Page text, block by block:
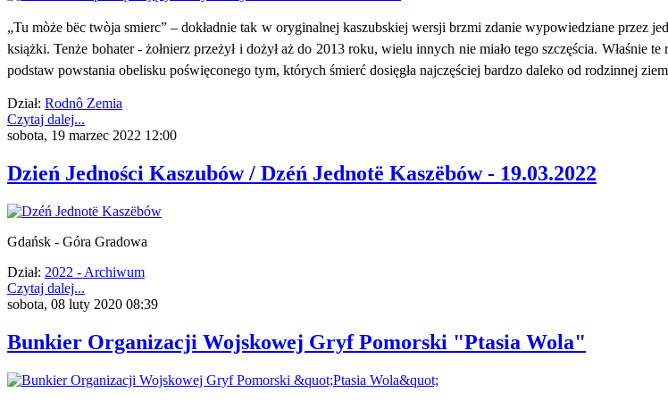
„Tu mòże bëc twòja smierc” – dokładnie tak w oryginalnej kaszubskiej wersji brzmi zdanie wypowiedziane przez
książki. Tenże bohater - żołnierz przeżył i dożył aż do 2013 roku, wielu innych nie miało tego szczęścia.
podstaw powstania obelisku poświęconego tym, których śmierć dosięgła najczęściej bardzo daleko od rodzinnej
Dział: Rodnô Zemia
Czytaj dalej...
sobota, 19 marzec 2022 12:00
Dzień Jedności Kaszubów / Dzéń Jednotë Kaszëbów - 19.03.2022
Gdańsk - Góra Gradowa
Dział: 2022 - Archiwum
Czytaj dalej...
sobota, 08 luty 2020 08:39
Bunkier Organizacji Wojskowej Gryf Pomorski "Ptasia Wola"